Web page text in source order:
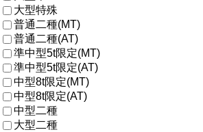
大型特殊
普通二種(MT)
普通二種(AT)
準中型5t限定(MT)
準中型5t限定(AT)
中型8t限定(MT)
中型8t限定(AT)
中型二種
大型二種